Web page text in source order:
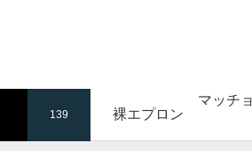
マッチ
139 裸エプロン